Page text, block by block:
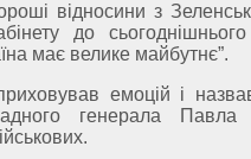
відносини з
до
має велике майбутнє”.
емоцій і
генерала